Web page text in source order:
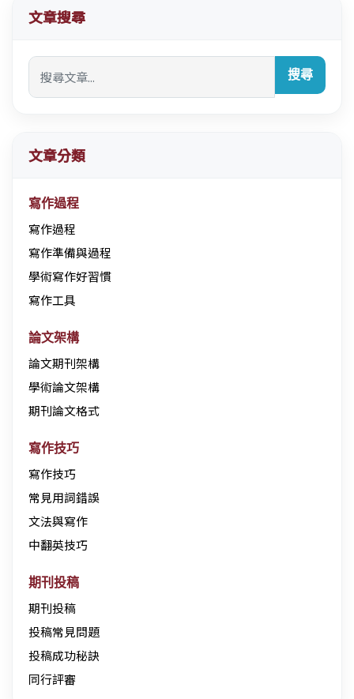
文章搜尋
搜尋
文章分類
寫作過程
寫作過程
寫作準備與過程
學術寫作好習慣
寫作工具
論文架構
論文期刊架構
學術論文架構
期刊論文格式
寫作技巧
寫作技巧
常見用詞錯誤
文法與寫作
中翻英技巧
期刊投稿
期刊投稿
投稿常見問題
投稿成功秘訣
同行評審